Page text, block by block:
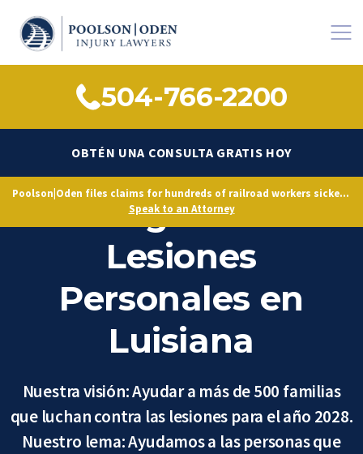
504-766-2200
OBTÉN UNA CONSULTA GRATIS HOY
Poolson|Oden files claims for hundreds of railroad workers sickened by decades of toxic exposure, citing Norfolk Southern’s longstanding knowledge of hazardous conditions.
Speak to an Attorney
Abogado de
Lesiones
Personales en
Luisiana
Nuestra visión: Ayudar a más de 500 familias
que luchan contra las lesiones para el año 2028.
Nuestro lema: Ayudamos a las personas que